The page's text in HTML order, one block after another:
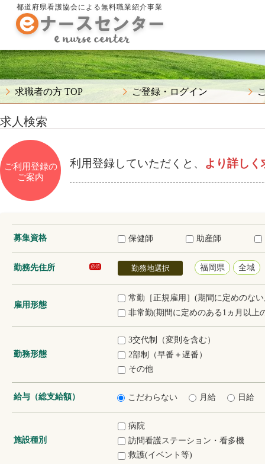
都道府県看護協会による無料職業紹介事業
求職者の方 TOP ご登録・ログイン
求人検索
ご利用登録の
ご案内
利用登録していただくと、 より詳しく
募集資格 保健師 助産師
勤務先住所 必須 勤務地選択 福岡県 全域
雇用形態
常勤［正規雇用］(期間に定めのな
非常勤(期間に定めのある1ヵ月以上
勤務形態
3交代制（変則を含む）
2部制（早番＋遅番）
その他
給与（総支給額） こだわらない 月給 日給
施設種別
病院
訪問看護ステーション・看多機
救護(イベント等)